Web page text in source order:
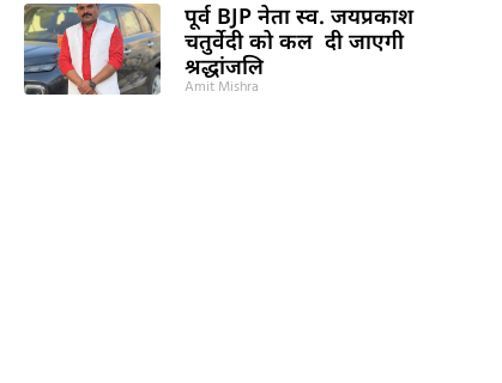
पूर्व BJP नेता स्व. जयप्रकाश
चतुर्वेदी को कल दी जाएगी
श्रद्धांजलि
Amit Mishra